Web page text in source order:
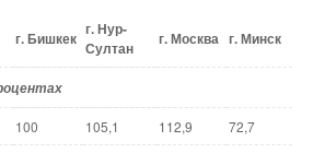
г. Бишкек г. Нур-
Султан
г. Москва г. Минск
100 105,1 112,9
72,7